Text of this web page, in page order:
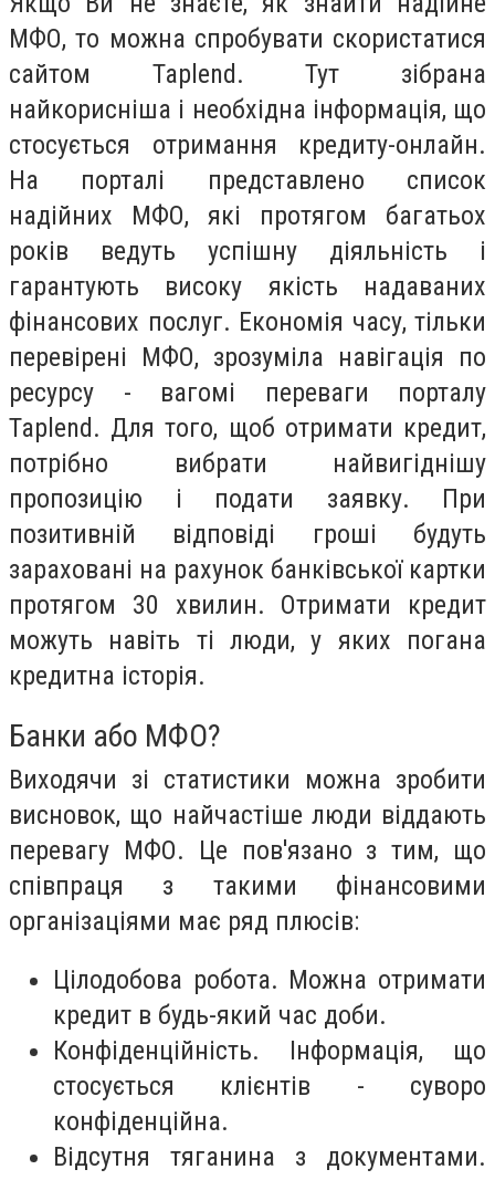
МФО, то можна спробувати скористатися
сайтом Taplend. Тут зібрана
найкорисніша і необхідна інформація, що
стосується отримання кредиту-онлайн.
На порталі представлено список
надійних МФО, які протягом багатьох
років ведуть успішну діяльність і
гарантують високу якість надаваних
фінансових послуг. Економія часу, тільки
перевірені МФО, зрозуміла навігація по
ресурсу - вагомі переваги порталу
Taplend. Для того, щоб отримати кредит,
потрібно вибрати найвигіднішу
пропозицію і подати заявку. При
позитивній відповіді гроші будуть
зараховані на рахунок банківської картки
протягом 30 хвилин. Отримати кредит
можуть навіть ті люди, у яких погана
кредитна історія.
Банки або МФО?
Виходячи зі статистики можна зробити
висновок, що найчастіше люди віддають
перевагу МФО. Це пов'язано з тим, що
співпраця з такими фінансовими
організаціями має ряд плюсів:
Цілодобова робота. Можна отримати
кредит в будь-який час доби.
Конфіденційність. Інформація, що
стосується клієнтів - суворо
конфіденційна.
Відсутня тяганина з документами.